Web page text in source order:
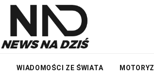
WIADOMOŚCI ZE ŚWIATA